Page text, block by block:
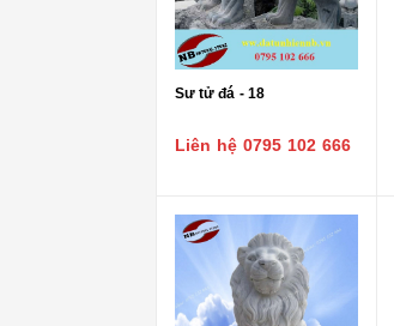
Sư tử đá - 18
Liên hệ 0795 102 666